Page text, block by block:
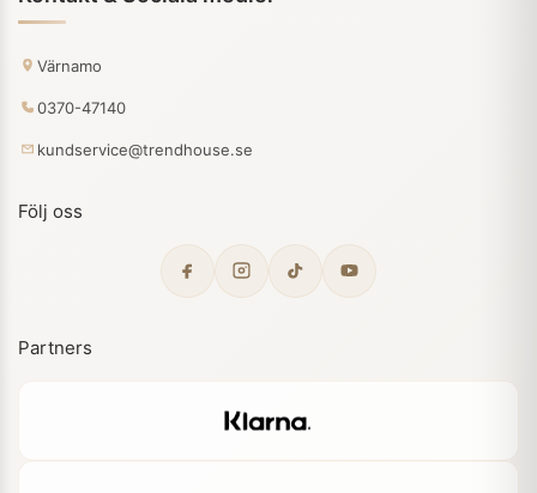
Värnamo
0370-47140
kundservice@trendhouse.se
Följ oss
Partners